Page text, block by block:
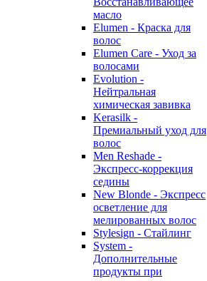
масло
Elumen - Краска для
волос
Elumen Care - Уход за
волосами
Evolution -
Нейтральная
химическая завивка
Kerasilk -
Премиальный уход для
волос
Men Reshade -
Экспресс-коррекция
седины
New Blonde - Экспресс
осветление для
мелированных волос
Stylesign - Стайлинг
System -
Дополнительные
продукты при